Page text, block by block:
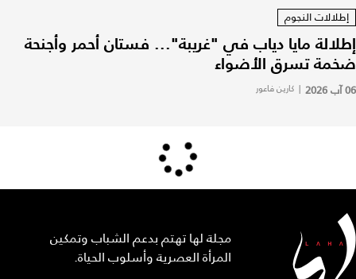
إطلالات النجوم
إطلالة مايا دياب في "غريبة"... فستان أحمر وأجنحة
ضخمة تسرق الأضواء
06 آب 2026 | كارين فاعور
مجلة لها تهتم بدعم الشباب وتمكين
المرأة العصرية وأسلوب الحياة.